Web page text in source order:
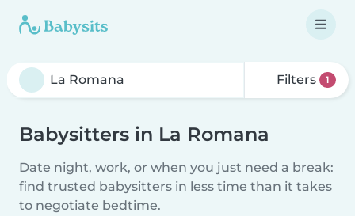
Filters 1
Babysitters in La Romana
Date night, work, or when you just need a break:
find trusted babysitters in less time than it takes
to negotiate bedtime.